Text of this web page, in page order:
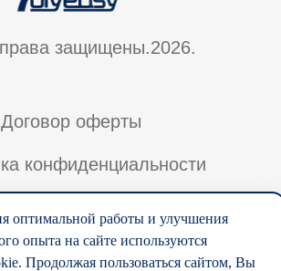
оптимальной работы и улучшения
опыта на сайте используются
Продолжая пользоваться сайтом, Вы